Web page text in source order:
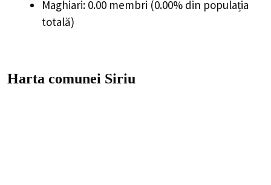
Maghiari: 0.00 membri (0.00% din populația
totală)
Harta comunei Siriu